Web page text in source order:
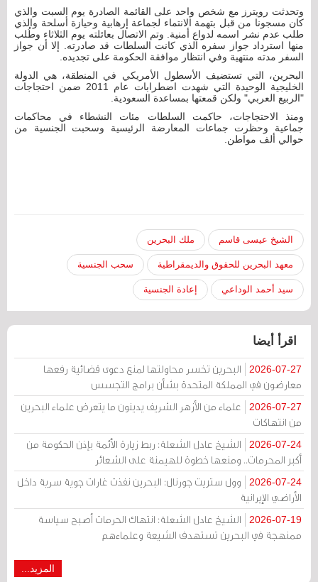
وتحدثت رويترز مع شخص واحد على القائمة الصادرة يوم السبت والذي
كان مسجونا من قبل بتهمة الانتماء لجماعة إرهابية وحيازة أسلحة والذي
طلب عدم نشر اسمه لدواع أمنية. وتم الاتصال بعائلته يوم الثلاثاء وطُلب
منها استرداد جواز سفره الذي كانت السلطات قد صادرته. إلا أن جواز
السفر مدته منتهية وفي انتظار موافقة الحكومة على تجديده.
البحرين، التي تستضيف الأسطول الأمريكي في المنطقة، هي الدولة
الخليجية الوحيدة التي شهدت اضطرابات عام 2011 ضمن احتجاجات
"الربيع العربي" ولكن قمعتها بمساعدة السعودية.
ومنذ الاحتجاجات، حاكمت السلطات مئات النشطاء في محاكمات
جماعية وحظرت جماعات المعارضة الرئيسية وسحبت الجنسية من
حوالي ألف مواطن.
الشيخ عيسى قاسم ملك البحرين
معهد البحرين للحقوق والديمقراطية سحب الجنسية
سيد أحمد الوداعي إعادة الجنسية
اقرأ أيضا
2026-07-27
البحرين تخسر محاولتها لمنع دعوى قضائية رفعها
معارضون في المملكة المتحدة بشأن برامج التجسس
2026-07-27
علماء من الأزهر الشريف يدينون ما يتعرض علماء البحرين
من انتهاكات
2026-07-24
الشيخ عادل الشعلة: ربط زيارة الأئمة بإذن الحكومة من
أكبر المحرمات.. ومنعها خطوة للهيمنة على الشعائر
2026-07-24
وول ستريت جورنال: البحرين نفذت غارات جوية سرية داخل
الأراضي الإيرانية
2026-07-19
الشيخ عادل الشعلة: انتهاك الحرمات أصبح سياسة
ممنهجة في البحرين تستهدف الشيعة وعلماءهم
المزيد...